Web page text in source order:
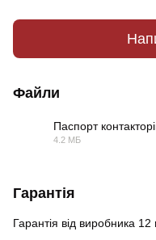
Файли
Паспорт
4.2 МБ
Гарантія
Гарантія від виробника 12